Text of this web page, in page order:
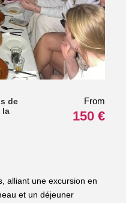
de
la
From
150 €
alliant une excursion en
et un déjeuner